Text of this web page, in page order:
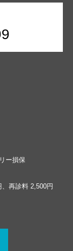
ー損保
再診料 2,500円